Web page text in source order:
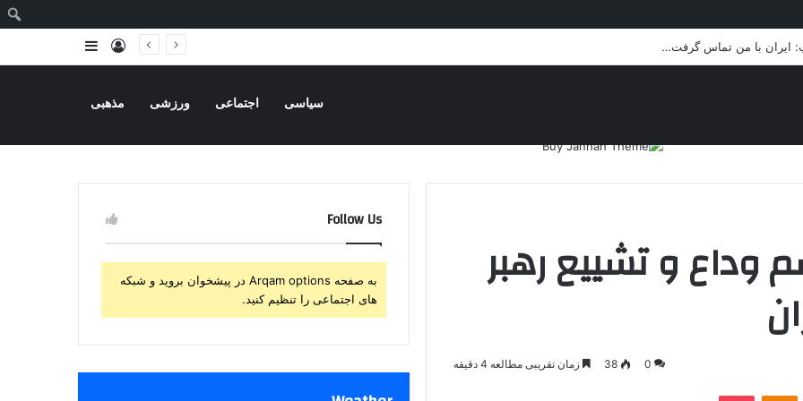
ایران با من تماس گرفت… ورودسایدبار
سیاسی اجتماعی ورزشی مذهبی
وداع و تشییع رهبر
0
38 زمان تقریبی مطالعه 4 دقیقه
Odnoklassniki
پاکت
Follow Us
به صفحه Arqam options در پیشخوان بروید و شبکه
های اجتماعی را تنظیم کنید.